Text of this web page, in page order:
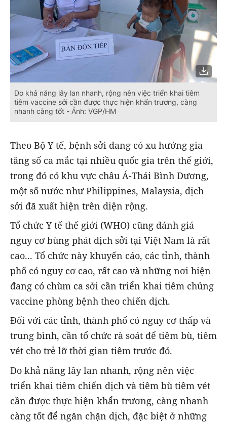
Do khả năng lây lan nhanh, rộng nên việc triển khai tiêm
tiêm vaccine sởi cần được thực hiện khẩn trương, càng
nhanh càng tốt - Ảnh: VGP/HM
Theo Bộ Y tế, bệnh sởi đang có xu hướng gia
tăng số ca mắc tại nhiều quốc gia trên thế giới,
trong đó có khu vực châu Á-Thái Bình Dương,
một số nước như Philippines, Malaysia, dịch
sởi đã xuất hiện trên diện rộng.
Tổ chức Y tế thế giới (WHO) cũng đánh giá
nguy cơ bùng phát dịch sởi tại Việt Nam là rất
cao... Tổ chức này khuyến cáo, các tỉnh, thành
phố có nguy cơ cao, rất cao và những nơi hiện
đang có chùm ca sởi cần triển khai tiêm chủng
vaccine phòng bệnh theo chiến dịch.
Đối với các tỉnh, thành phố có nguy cơ thấp và
trung bình, cần tổ chức rà soát để tiêm bù, tiêm
vét cho trẻ lỡ thời gian tiêm trước đó.
Do khả năng lây lan nhanh, rộng nên việc
triển khai tiêm chiến dịch và tiêm bù tiêm vét
cần được thực hiện khẩn trương, càng nhanh
càng tốt để ngăn chặn dịch, đặc biệt ở những